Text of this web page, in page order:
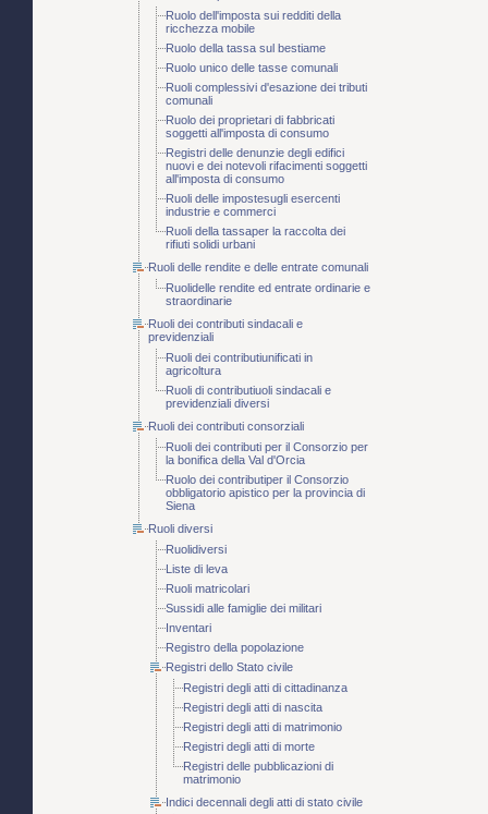
Ruolo dell'imposta sui redditi della
ricchezza mobile
Ruolo della tassa sul bestiame
Ruolo unico delle tasse comunali
Ruoli complessivi d'esazione dei tributi
comunali
Ruolo dei proprietari di fabbricati
soggetti all'imposta di consumo
Registri delle denunzie degli edifici
nuovi e dei notevoli rifacimenti soggetti
all'imposta di consumo
Ruoli delle impostesugli esercenti
industrie e commerci
Ruoli della tassaper la raccolta dei
rifiuti solidi urbani
Ruoli delle rendite e delle entrate comunali
Ruolidelle rendite ed entrate ordinarie e
straordinarie
Ruoli dei contributi sindacali e
previdenziali
Ruoli dei contributiunificati in
agricoltura
Ruoli di contributiuoli sindacali e
previdenziali diversi
Ruoli dei contributi consorziali
Ruoli dei contributi per il Consorzio per
la bonifica della Val d'Orcia
Ruolo dei contributiper il Consorzio
obbligatorio apistico per la provincia di
Siena
Ruoli diversi
Ruolidiversi
Liste di leva
Ruoli matricolari
Sussidi alle famiglie dei militari
Inventari
Registro della popolazione
Registri dello Stato civile
Registri degli atti di cittadinanza
Registri degli atti di nascita
Registri degli atti di matrimonio
Registri degli atti di morte
Registri delle pubblicazioni di
matrimonio
Indici decennali degli atti di stato civile